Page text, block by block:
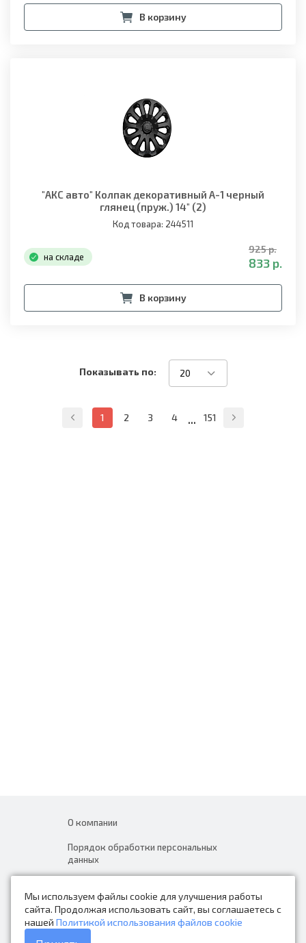
Мы используем файлы cookie для улучшения работы
сайта. Продолжая использовать сайт, вы соглашаетесь с
нашей Политикой использования файлов cookie
В корзину
"АКС авто" Колпак декоративный A-1 черный
глянец (пруж.) 14" (2)
Код товара: 244511
на складе
925 р.
833 р.
В корзину
Показывать по: 20
1 2 3 4 ... 151
О компании
Порядок обработки персональных
данных
Контакты
Каталог товаров